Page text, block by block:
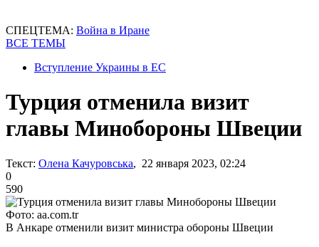
СПЕЦТЕМА: Война в Иране
ВСЕ ТЕМЫ
Вступление Украины в ЕС
Турция отменила визит
главы Минобороны Швеции
Текст: Олена Качуровська, 22 января 2023, 02:24
0
590
Фото: aa.com.tr
В Анкаре отменили визит министра обороны Швеции